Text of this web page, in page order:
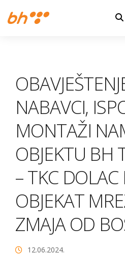
NABAVCI,
MONTAŽI
OBJEKTU BH
– TKC
OBJEKAT
ZMAJA OD
12.06.2024.